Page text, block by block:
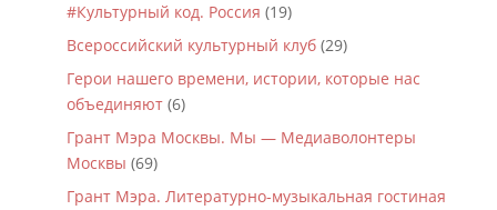
#Культурный код. Россия (19)
Всероссийский культурный клуб(29)
Герои нашего времени, истории, которые нас
объединяют(6)
Грант Мэра Москвы. Мы — Медиаволонтеры
Москвы (69)
Грант Мэра. Литературно-музыкальная гостиная